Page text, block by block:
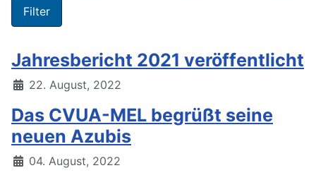
Filter
Jahresbericht 2021 veröffentlicht
22. August, 2022
Das CVUA-MEL begrüßt seine
neuen Azubis
04. August, 2022